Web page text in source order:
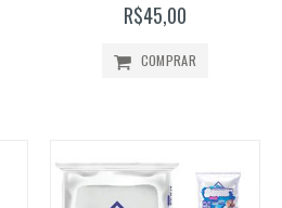
R$45,00
COMPRAR